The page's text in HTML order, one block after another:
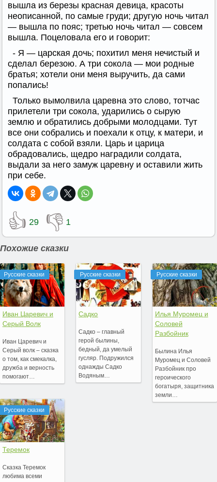
вышла из березы красная девица, красоты
неописанной, по самые груди; другую ночь читал
— вышла по пояс; третью ночь читал — совсем
вышла. Поцеловала его и говорит:
- Я — царская дочь; похитил меня нечистый и
сделал березою. А три сокола — мои родные
братья; хотели они меня выручить, да сами
попались!
Только вымолвила царевна это слово, тотчас
прилетели три сокола, ударились о сырую
землю и обратились добрыми молодцами. Тут
все они собрались и поехали к отцу, к матери, и
солдата с собой взяли. Царь и царица
обрадовались, щедро наградили солдата,
выдали за него замуж царевну и оставили жить
при себе.
👍 29 👎 1
Похожие сказки
Русские сказки
Иван Царевич и
Серый Волк
Иван Царевич и
Серый волк – сказка
о том, как смекалка,
дружба и верность
помогают…
Русские сказки
Теремок
Сказка Теремок
любима всеми
Русские сказки
Садко
Садко – главный
герой былины,
бедный, да умелый
гусляр. Подружился
однажды Садко
Водяным…
Русские сказки
Илья Муромец и
Соловей
Разбойник
Былина Илья
Муромец и Соловей
Разбойник про
героического
богатыря, защитника
земли…